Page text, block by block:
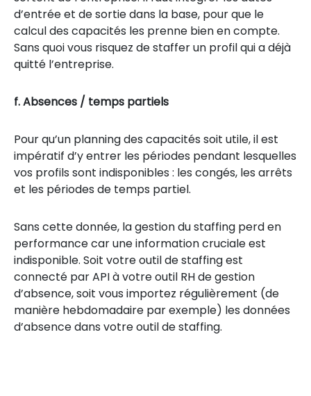
d’entrée et de sortie dans la base, pour que le
calcul des capacités les prenne bien en compte.
Sans quoi vous risquez de staffer un profil qui a déjà
quitté l’entreprise.
f. Absences / temps partiels
Pour qu’un planning des capacités soit utile, il est
impératif d’y entrer les périodes pendant lesquelles
vos profils sont indisponibles : les congés, les arrêts
et les périodes de temps partiel.
Sans cette donnée, la gestion du staffing perd en
performance car une information cruciale est
indisponible. Soit votre outil de staffing est
connecté par API à votre outil RH de gestion
d’absence, soit vous importez régulièrement (de
manière hebdomadaire par exemple) les données
d’absence dans votre outil de staffing.